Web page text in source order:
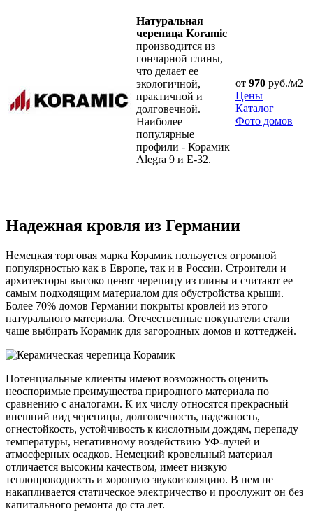
Натуральная
черепица Koramic
производится из
гончарной глины,
что делает ее
экологичной,
практичной и
долговечной.
Наиболее
популярные
профили - Корамик
Alegra 9 и E-32.
от 970 руб./м2
Цены
Каталог
Фото домов
Надежная кровля из Германии
Немецкая торговая марка Корамик пользуется огромной
популярностью как в Европе, так и в России. Строители и
архитекторы высоко ценят черепицу из глины и считают ее
самым подходящим материалом для обустройства крыши.
Более 70% домов Германии покрыты кровлей из этого
натурального материала. Отечественные покупатели стали
чаще выбирать Корамик для загородных домов и коттеджей.
Потенциальные клиенты имеют возможность оценить
неоспоримые преимущества природного материала по
сравнению с аналогами. К их числу относятся прекрасный
внешний вид черепицы, долговечность, надежность,
огнестойкость, устойчивость к кислотным дождям, перепаду
температуры, негативному воздействию УФ-лучей и
атмосферных осадков. Немецкий кровельный материал
отличается высоким качеством, имеет низкую
теплопроводность и хорошую звукоизоляцию. В нем не
накапливается статическое электричество и прослужит он без
капитального ремонта до ста лет.